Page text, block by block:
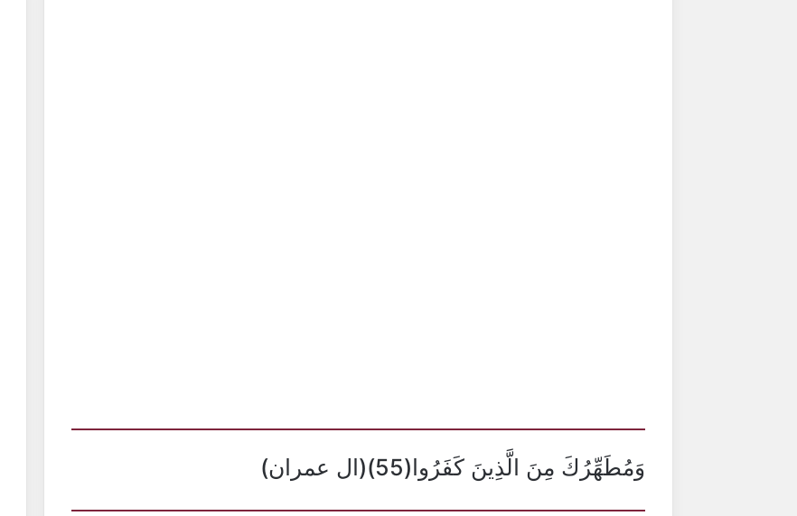
وَمُطَهِّرُكَ مِنَ الَّذِينَ كَفَرُوا(55)(ال عمران)